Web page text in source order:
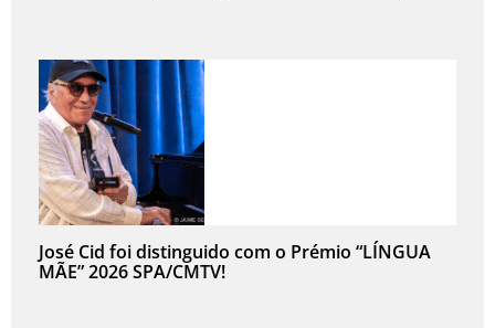
José Cid foi distinguido com o Prémio “LÍNGUA
MÃE” 2026 SPA/CMTV!